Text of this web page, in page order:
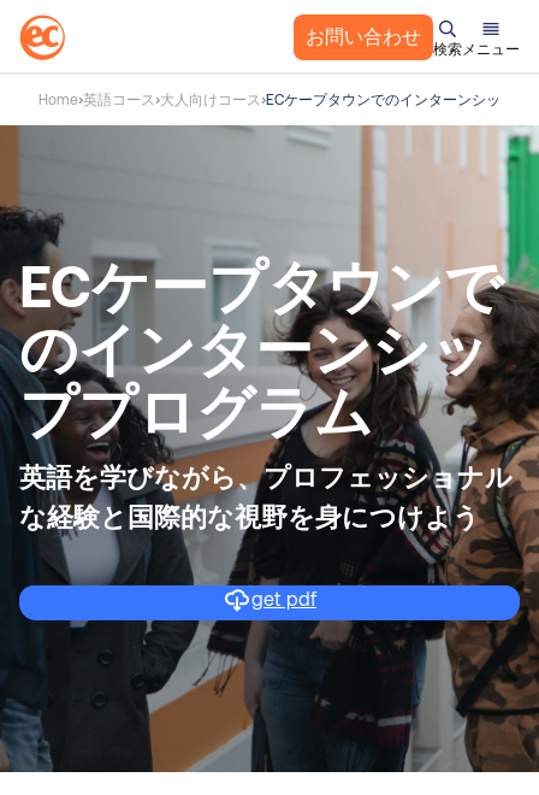
ツ
へ
キ
ッ
プ
お問い合わせ
検索メニュー
Home 英語コース 大人向けコース ECケープタウンでのインターンシッププ
ECケープタウンで
のインターンシッ
ププログラム
英語を学びながら、プロフェッショナル
な経験と国際的な視野を身につけよう
get pdf